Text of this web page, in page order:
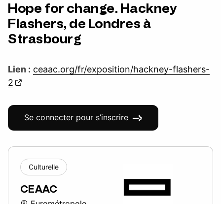
Hope for change. Hackney
Flashers, de Londres à
Strasbourg
Lien : ceaac.org/fr/exposition/hackney-flashers-
2
Se connecter pour s’inscrire
Culturelle
CEAAC